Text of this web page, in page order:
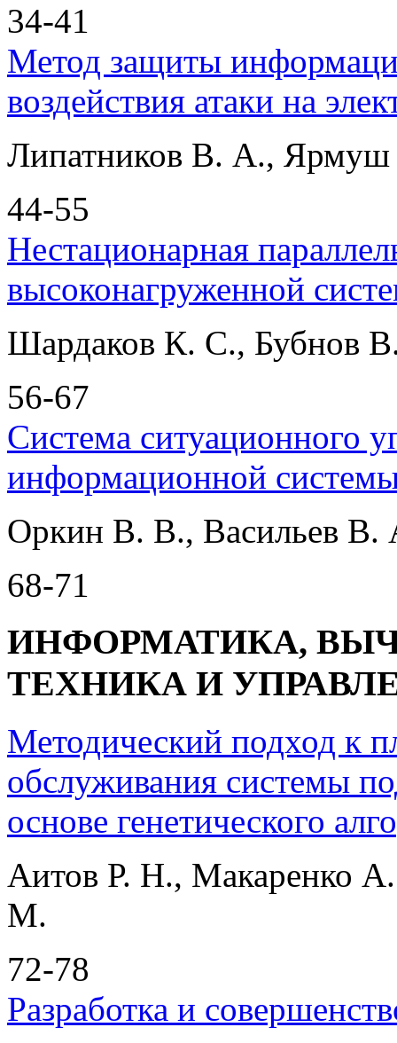
34-41
Метод защиты
воздействия атаки на
Липатников В. А.,
44-55
Нестационарная
высоконагруженной
Шардаков К. С., Бубнов
56-67
Система ситуационного
информационной
Оркин В. В., Васильев
68-71
ИНФОРМАТИКА,
ТЕХНИКА И
Методический подход к
обслуживания системы
основе генетического
Аитов Р. Н., Макаренко
М.
72-78
Разработка и